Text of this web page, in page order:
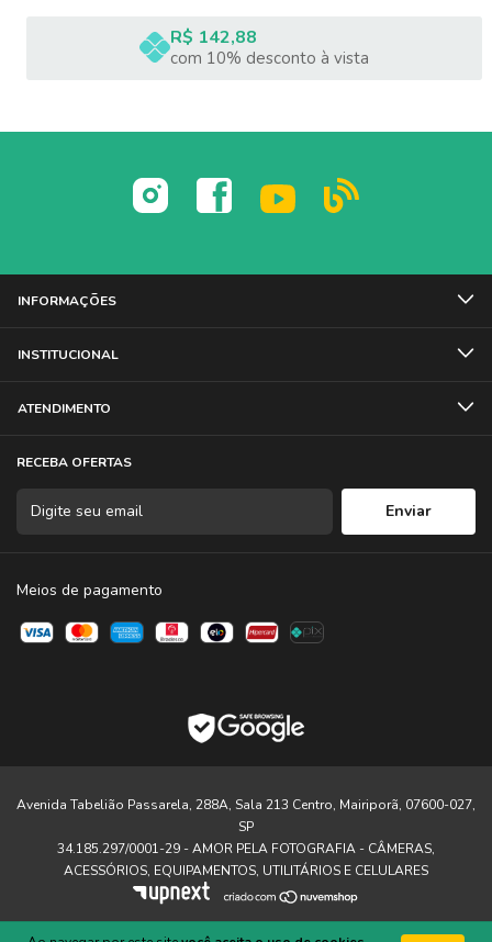
R$ 142,88
com 10% desconto à vista
INFORMAÇÕES
INSTITUCIONAL
ATENDIMENTO
RECEBA OFERTAS
Meios de pagamento
Avenida Tabelião Passarela, 288A, Sala 213 Centro, Mairiporã, 07600-027,
SP
34.185.297/0001-29 - AMOR PELA FOTOGRAFIA - CÂMERAS,
ACESSÓRIOS, EQUIPAMENTOS, UTILITÁRIOS E CELULARES